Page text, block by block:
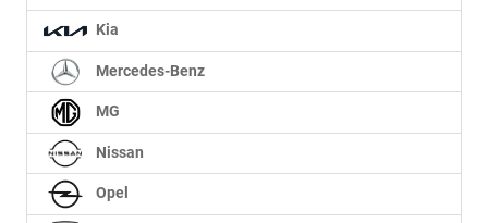
Kia
Mercedes-Benz
MG
Nissan
Opel